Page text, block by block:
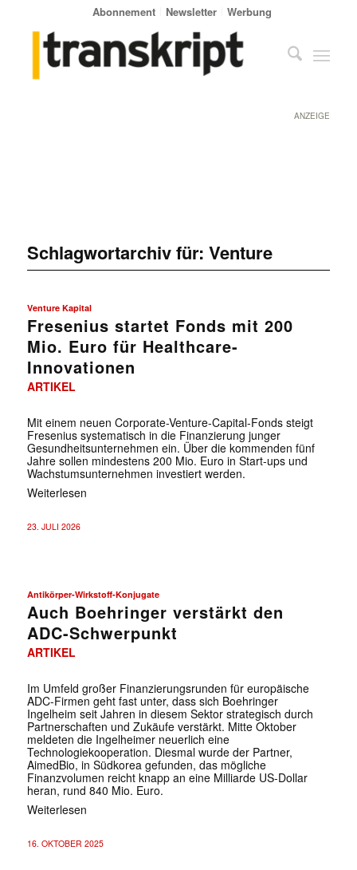
Abonnement Newsletter Werbung
ANZEIGE
Schlagwortarchiv für: Venture
Venture Kapital
Fresenius startet Fonds mit 200
Mio. Euro für Healthcare-
Innovationen
ARTIKEL
Mit einem neuen Corporate-Venture-Capital-Fonds steigt
Fresenius systematisch in die Finanzierung junger
Gesundheitsunternehmen ein. Über die kommenden fünf
Jahre sollen mindestens 200 Mio. Euro in Start-ups und
Wachstumsunternehmen investiert werden.
Weiterlesen
23. JULI 2026
Antikörper-Wirkstoff-Konjugate
Auch Boehringer verstärkt den
ADC-Schwerpunkt
ARTIKEL
Im Umfeld großer Finanzierungsrunden für europäische
ADC-Firmen geht fast unter, dass sich Boehringer
Ingelheim seit Jahren in diesem Sektor strategisch durch
Partnerschaften und Zukäufe verstärkt. Mitte Oktober
meldeten die Ingelheimer neuerlich eine
Technologiekooperation. Diesmal wurde der Partner,
AimedBio, in Südkorea gefunden, das mögliche
Finanzvolumen reicht knapp an eine Milliarde US-Dollar
heran, rund 840 Mio. Euro.
Weiterlesen
16. OKTOBER 2025